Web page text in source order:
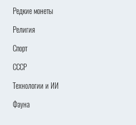
Редкие монеты
Религия
Спорт
СССР
Технологии и ИИ
Фауна